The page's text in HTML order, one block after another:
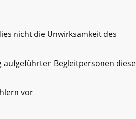
nicht die Unwirksamkeit des
Begleitpersonen diese
vor.